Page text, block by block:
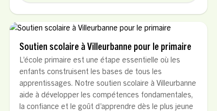
Soutien scolaire à Villeurbanne pour le primaire
L’école primaire est une étape essentielle où les
enfants construisent les bases de tous les
apprentissages. Notre soutien scolaire à Villeurbanne
aide à développer les compétences fondamentales,
la confiance et le goût d’apprendre dès le plus jeune